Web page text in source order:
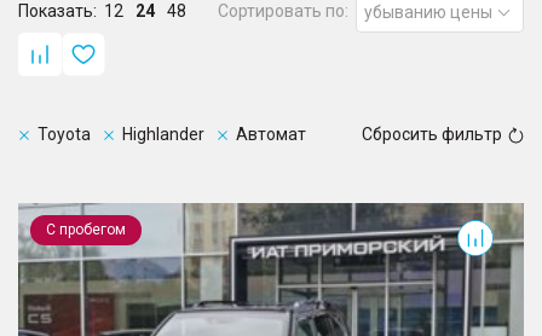
Показать: 12 24 48 Сортировать по: убыванию цены
Toyota Highlander Автомат Сбросить фильтр
С пробегом
Land Cruiser